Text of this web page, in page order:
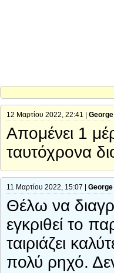
12 Μαρτίου 2022, 22:41 |
Απομένει 1
ταυτόχρονα
11 Μαρτίου 2022, 15:07 |
Θέλω να
εγκριθεί το
ταιριάζει
πολύ ρηχό.